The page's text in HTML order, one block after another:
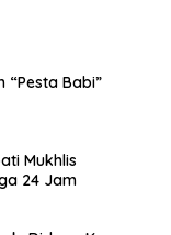
“Pesta Babi”
Mukhlis
24 Jam